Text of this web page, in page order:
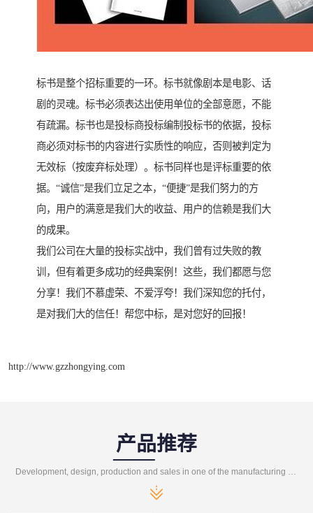
标书是整个招标重要的一环。标书就像剧本是电影、话
剧的灵魂。标书必须表达出使用单位的全部意愿，不能
有疏漏。标书也是投标商投标编制投标书的依据，投标
商必须对标书的内容进行实质性的响应，否则被判定为
无效标（按废弃标处理）。标书同样也是评标重要的依
据。“诚信”是我们立足之本，“便捷”是我们努力的方
向，用户的满意是我们大的收益、用户的信赖是我们大
的成果。
我们公司在大量的投标实战中，我们曾有过失败的教
训，但有着更多成功的经典案例！这些，我们都愿与您
分享！我们不慕虚荣、不爱浮夸！我们深知您的托付，
是对我们大的信任！帮您中标，是对您好的回报！
http://www.gzzhongying.com
产品推荐